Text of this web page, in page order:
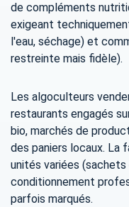
de compléments
exigeant
l'eau, séchage) et
restreinte mais fidèle).
Les algoculteurs
restaurants engagés
bio, marchés de
des paniers locaux. La
unités variées (sachets
conditionnement
parfois marqués.